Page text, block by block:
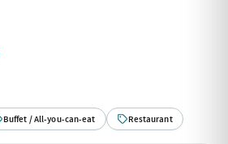
Buffet / All-you-can-eat Restaurant